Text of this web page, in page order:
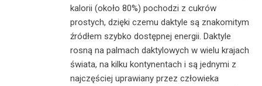
kalorii (około 80%) pochodzi z cukrów
prostych, dzięki czemu daktyle są znakomitym
źródłem szybko dostępnej energii. Daktyle
rosną na palmach daktylowych w wielu krajach
świata, na kilku kontynentach i są jednymi z
najczęściej uprawiany przez człowieka